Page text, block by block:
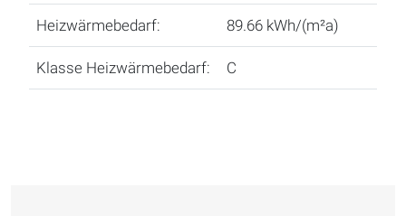
Heizwärmebedarf: 89.66 kWh/(m²a)
Klasse Heizwärmebedarf: C